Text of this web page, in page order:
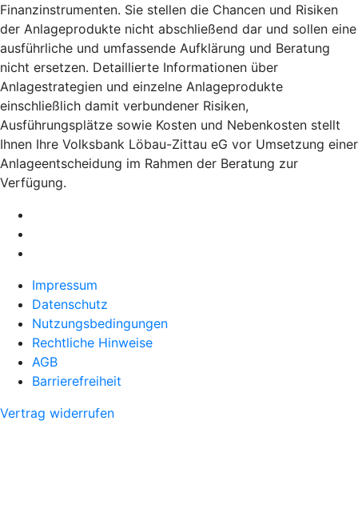
Finanzinstrumenten. Sie stellen die Chancen und Risiken
der Anlageprodukte nicht abschließend dar und sollen eine
ausführliche und umfassende Aufklärung und Beratung
nicht ersetzen. Detaillierte Informationen über
Anlagestrategien und einzelne Anlageprodukte
einschließlich damit verbundener Risiken,
Ausführungsplätze sowie Kosten und Nebenkosten stellt
Ihnen Ihre Volksbank Löbau-Zittau eG vor Umsetzung einer
Anlageentscheidung im Rahmen der Beratung zur
Verfügung.
Impressum
Datenschutz
Nutzungsbedingungen
Rechtliche Hinweise
AGB
Barrierefreiheit
Vertrag widerrufen